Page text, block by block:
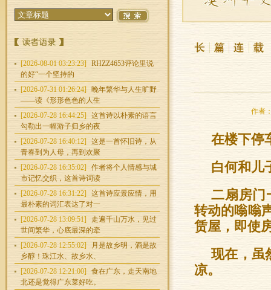
[2026-08-01 03:23:23]
RHZZ4653评论里说
的好“一个坚持的
[2026-07-31 01:26:24]
晚年繁华与人生旷野
——读《形形色色的人生
[2026-07-28 16:44:25]
这首诗以朴素的语言
勾勒出一幅游子归乡的夜
[2026-07-28 16:40:12]
这是一首怀旧诗，从
青春到为人母，再到欢聚
[2026-07-28 16:35:02]
作者将个人情感与城
市记忆交织，这首诗词读
[2026-07-28 16:31:22]
这首诗应景应情，用
最朴素的词汇表达了对一
[2026-07-28 13:09:51]
走遍千山万水，见过
世间繁华，心底最深的牵
[2026-07-28 12:55:02]
月是故乡明，酒是故
乡醇！珠江水、故乡水、
[2026-07-28 12:21:00]
食在广东，走天南地
北还是觉得广东菜好吃。
作者
在楼下停
白何和儿
二扇房门
转动的嗡嗡
赁屋，即使
现在，虽
凉。